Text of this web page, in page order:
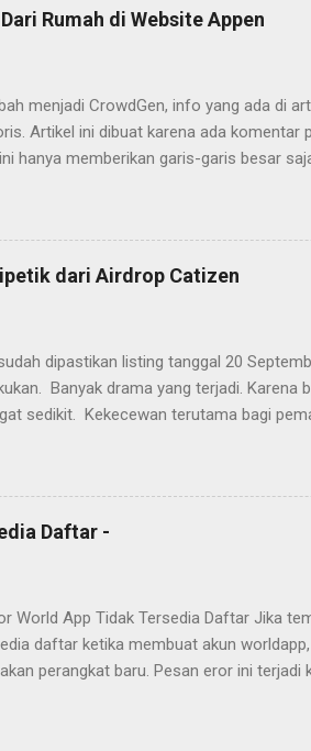
Rumah di Website Appen
menjadi CrowdGen, info yang ada di
Artikel ini dibuat karena ada komentar
hanya memberikan garis-garis besar
dari Airdrop Catizen
dipastikan listing tanggal 20
Banyak drama yang terjadi. Karena
sedikit. Kekecewan terutama bagi
rusak. Banyak juga yang senang
sesuai dengan banyaknya dana yang
ini. Berikut ini beberapa pelajaran
Daftar -
World App Tidak Tersedia Daftar Jika
daftar ketika membuat akun
perangkat baru. Pesan eror ini terjadi
tidak bisa diselamatkan dan hilang